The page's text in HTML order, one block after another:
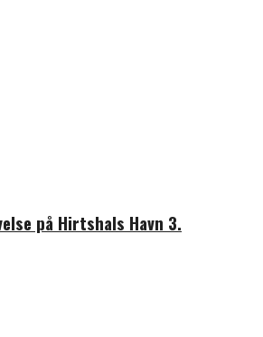
på Hirtshals Havn 3.